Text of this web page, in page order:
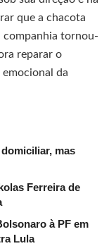
que a chacota
companhia tornou-
reparar o
da
mas
Ferreira de
à PF em
Lula